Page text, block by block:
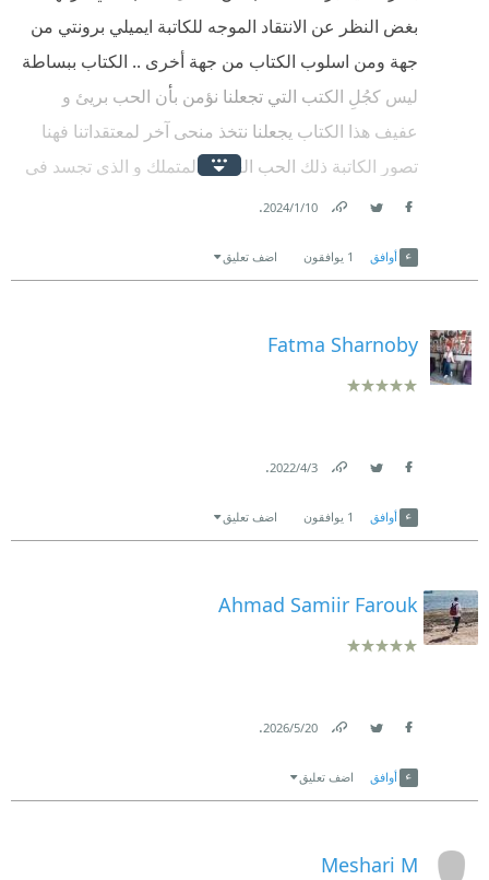
بغض النظر عن الانتقاد الموجه للكاتبة ايميلي برونتي من
جهة ومن اسلوب الكتاب من جهة أخرى .. الكتاب ببساطة
ليس كجُلِ الكتب التي تجعلنا نؤمن بأن الحب بريئ و
عفيف هذا الكتاب يجعلنا نتخذ منحى آخر لمعتقداتنا فهنا
تصور الكاتبة ذلك الحب العنيف المتملك و الذي تجسد في
شخصية السيد هيثكليف و كيف يمكن للظروف القاسية أن
تلقاه هيثكليف جرده من جميع الاحاسيس ماعدا حبه
10‏/1‏/2024
.
أوافق 1 يوافقون اضف تعليق
Fatma Sharnoby
3‏/4‏/2022
.
أوافق 1 يوافقون اضف تعليق
Ahmad Samiir Farouk
20‏/5‏/2026
.
أوافق اضف تعليق
Meshari M